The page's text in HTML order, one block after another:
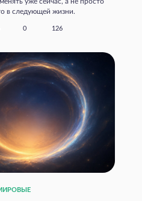
в следующей жизни.
0 126